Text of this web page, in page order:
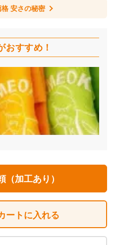
安さの秘密
おすすめ！
（加工あり）
ートに入れる